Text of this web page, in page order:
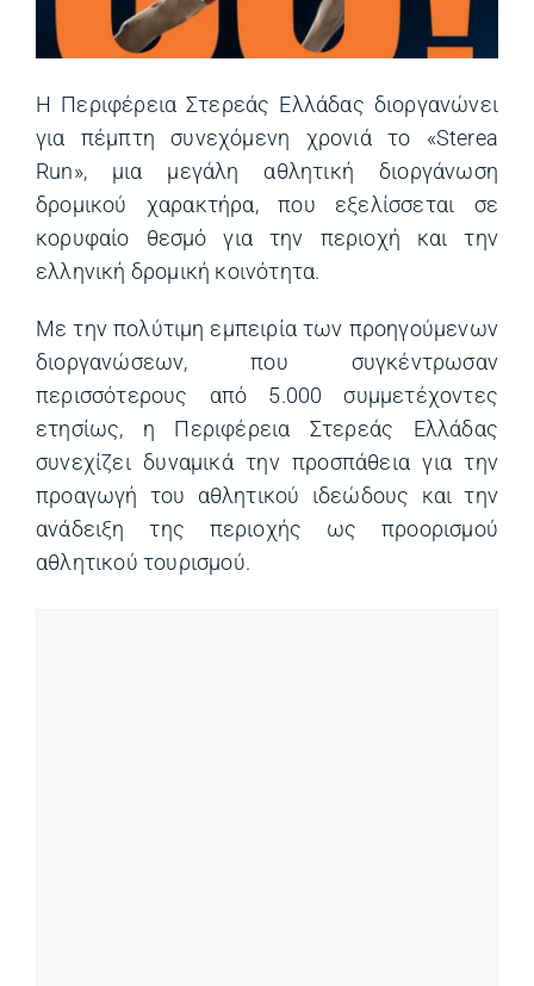
Η Περιφέρεια Στερεάς Ελλάδας διοργανώνει
για πέμπτη συνεχόμενη χρονιά το «Sterea
Run», μια μεγάλη αθλητική διοργάνωση
δρομικού χαρακτήρα, που εξελίσσεται σε
κορυφαίο θεσμό για την περιοχή και την
ελληνική δρομική κοινότητα.
Με την πολύτιμη εμπειρία των προηγούμενων
διοργανώσεων, που συγκέντρωσαν
περισσότερους από 5.000 συμμετέχοντες
ετησίως, η Περιφέρεια Στερεάς Ελλάδας
συνεχίζει δυναμικά την προσπάθεια για την
προαγωγή του αθλητικού ιδεώδους και την
ανάδειξη της περιοχής ως προορισμού
αθλητικού τουρισμού.